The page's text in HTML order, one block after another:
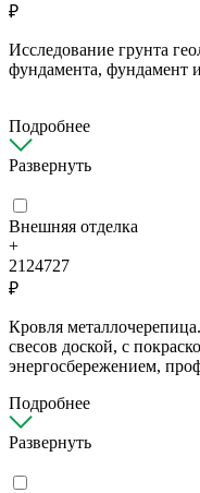
₽
Исследование грунта
фундамента, фундамент
Подробнее
Развернуть
Внешняя отделка
+
2124727
₽
Кровля
свесов доской, с
энергосбережением,
Подробнее
Развернуть